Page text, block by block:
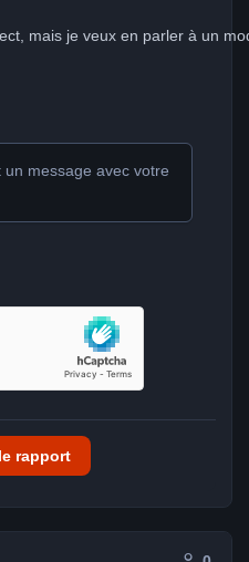
message avec votre
rapport